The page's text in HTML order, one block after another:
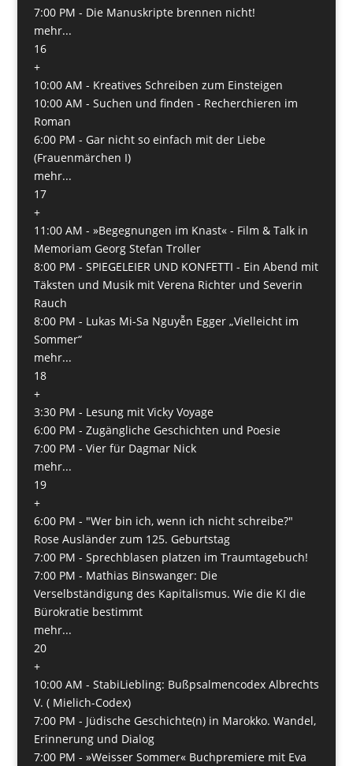
7:00 PM - Die Manuskripte brennen nicht!
mehr...
16
+
10:00 AM - Kreatives Schreiben zum Einsteigen
10:00 AM - Suchen und finden - Recherchieren im
Roman
6:00 PM - Gar nicht so einfach mit der Liebe
(Frauenmärchen I)
mehr...
17
+
11:00 AM - »Begegnungen im Knast« - Film & Talk in
Memoriam Georg Stefan Troller
8:00 PM - SPIEGELEIER UND KONFETTI - Ein Abend mit
Täksten und Musik mit Verena Richter und Severin
Rauch
8:00 PM - Lukas Mi-Sa Nguyễn Egger „Vielleicht im
Sommer“
mehr...
18
+
3:30 PM - Lesung mit Vicky Voyage
6:00 PM - Zugängliche Geschichten und Poesie
7:00 PM - Vier für Dagmar Nick
mehr...
19
+
6:00 PM - "Wer bin ich, wenn ich nicht schreibe?"
Rose Ausländer zum 125. Geburtstag
7:00 PM - Sprechblasen platzen im Traumtagebuch!
7:00 PM - Mathias Binswanger: Die
Verselbständigung des Kapitalismus. Wie die KI die
Bürokratie bestimmt
mehr...
20
+
10:00 AM - StabiLiebling: Bußpsalmencodex Albrechts
V. ( Mielich-Codex)
7:00 PM - Jüdische Geschichte(n) in Marokko. Wandel,
Erinnerung und Dialog
7:00 PM - »Weisser Sommer« Buchpremiere mit Eva